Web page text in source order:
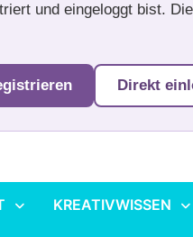
und eingeloggt bist.
Direkt
KREATIVWISSEN